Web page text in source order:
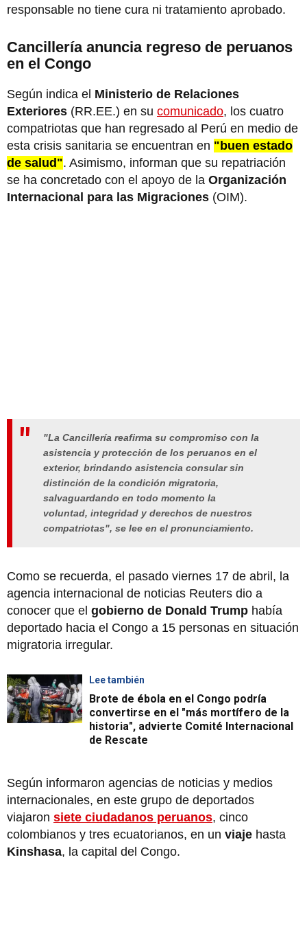
responsable no tiene cura ni tratamiento aprobado.
Cancillería anuncia regreso de peruanos
en el Congo
Según indica el Ministerio de Relaciones
Exteriores (RR.EE.) en su comunicado, los cuatro
compatriotas que han regresado al Perú en medio de
esta crisis sanitaria se encuentran en "buen estado
de salud". Asimismo, informan que su repatriación
se ha concretado con el apoyo de la Organización
Internacional para las Migraciones (OIM).
"La Cancillería reafirma su compromiso con la
asistencia y protección de los peruanos en el
exterior, brindando asistencia consular sin
distinción de la condición migratoria,
salvaguardando en todo momento la
voluntad, integridad y derechos de nuestros
compatriotas", se lee en el pronunciamiento.
Como se recuerda, el pasado viernes 17 de abril, la
agencia internacional de noticias Reuters dio a
conocer que el gobierno de Donald Trump había
deportado hacia el Congo a 15 personas en situación
migratoria irregular.
Lee también
Brote de ébola en el Congo podría
convertirse en el "más mortífero de la
historia", advierte Comité Internacional
de Rescate
Según informaron agencias de noticias y medios
internacionales, en este grupo de deportados
viajaron siete ciudadanos peruanos, cinco
colombianos y tres ecuatorianos, en un viaje hasta
Kinshasa, la capital del Congo.